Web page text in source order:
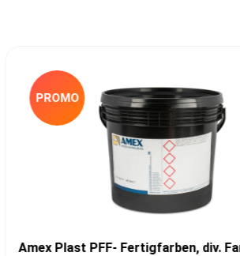
PROMO
Amex Plast PFF- Fertigfarben, div.